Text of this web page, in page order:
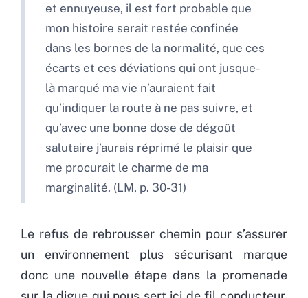
et ennuyeuse, il est fort probable que
mon histoire serait restée confinée
dans les bornes de la normalité, que ces
écarts et ces déviations qui ont jusque-
là marqué ma vie n’auraient fait
qu’indiquer la route à ne pas suivre, et
qu’avec une bonne dose de dégoût
salutaire j’aurais réprimé le plaisir que
me procurait le charme de ma
marginalité. (LM, p. 30-31)
Le refus de rebrousser chemin pour s’assurer
un environnement plus sécurisant marque
donc une nouvelle étape dans la promenade